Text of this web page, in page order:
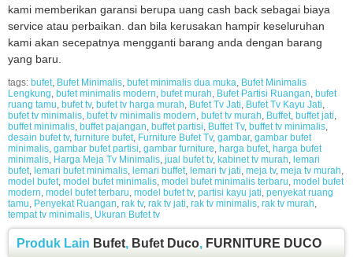
kami memberikan garansi berupa uang cash back sebagai biaya
service atau perbaikan. dan bila kerusakan hampir keseluruhan
kami akan secepatnya mengganti barang anda dengan barang
yang baru.
tags: bufet, Bufet Minimalis, bufet minimalis dua muka, Bufet Minimalis
Lengkung, bufet minimalis modern, bufet murah, Bufet Partisi Ruangan, bufet
ruang tamu, bufet tv, bufet tv harga murah, Bufet Tv Jati, Bufet Tv Kayu Jati,
bufet tv minimalis, bufet tv minimalis modern, bufet tv murah, Buffet, buffet jati,
buffet minimalis, buffet pajangan, buffet partisi, Buffet Tv, buffet tv minimalis,
desain bufet tv, furniture bufet, Furniture Bufet Tv, gambar, gambar bufet
minimalis, gambar bufet partisi, gambar furniture, harga bufet, harga bufet
minimalis, Harga Meja Tv Minimalis, jual bufet tv, kabinet tv murah, lemari
bufet, lemari bufet minimalis, lemari buffet, lemari tv jati, meja tv, meja tv murah,
model bufet, model bufet minimalis, model bufet minimalis terbaru, model bufet
modern, model bufet terbaru, model bufet tv, partisi kayu jati, penyekat ruang
tamu, Penyekat Ruangan, rak tv, rak tv jati, rak tv minimalis, rak tv murah,
tempat tv minimalis, Ukuran Bufet tv
Produk Lain Bufet, Bufet Duco, FURNITURE DUCO